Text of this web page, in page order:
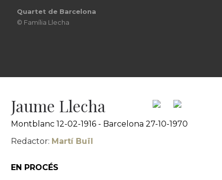
Quartet de Barcelona
© Família Llecha
Jaume Llecha
Montblanc 12-02-1916 - Barcelona 27-10-1970
Redactor: Martí Buïl
EN PROCÉS